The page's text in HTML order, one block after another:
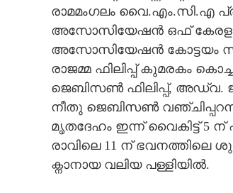
രാമമംഗലം വൈ.എം.സി.എ
അസോസിയേഷൻ ഒഫ് കേരള
അസോസിയേഷൻ കോട്ടയം
രാജമ്മ ഫിലിപ്പ് കുമരകം
ജെബിസൺ ഫിലിപ്പ്,​ അഡ്വ.
നീതു ജെബിസൺ
മൃതദേഹം ഇന്ന് വൈകിട്ട് 5
രാവിലെ 11 ന് ഭവനത്തിലെ
ക്നാനായ വലിയ പള്ളിയിൽ.